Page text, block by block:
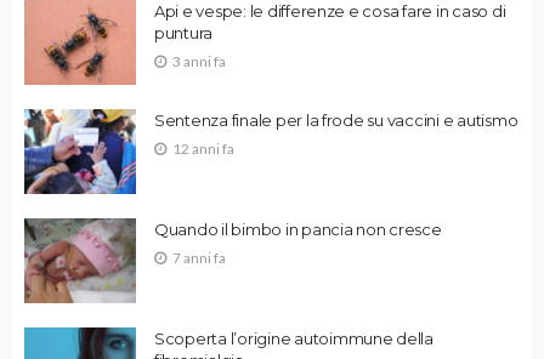
Api e vespe: le differenze e cosa fare in caso di
puntura
3 anni fa
Sentenza finale per la frode su vaccini e autismo
12 anni fa
Quando il bimbo in pancia non cresce
7 anni fa
Scoperta l’origine autoimmune della